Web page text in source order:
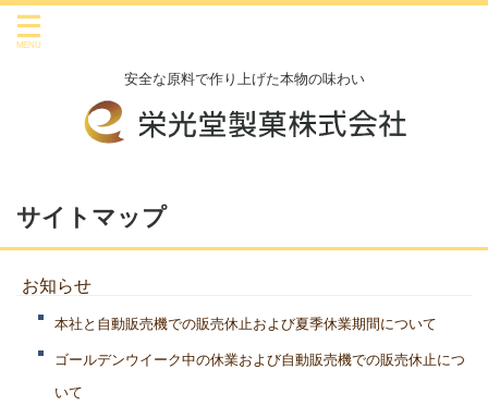
安全な原料で作り上げた本物の味わい
サイトマップ
お知らせ
本社と自動販売機での販売休止および夏季休業期間について
ゴールデンウイーク中の休業および自動販売機での販売休止につ
いて